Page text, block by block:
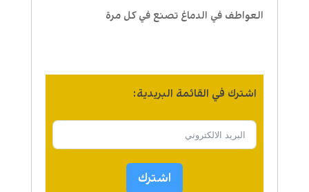
العواطف في الدماغ تصنع في كل مرة
اشترك في القائمة البريدية:
اشترك